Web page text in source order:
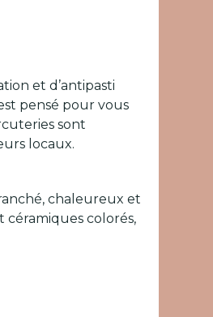
et d’antipasti
pensé pour vous
sont
locaux.
chaleureux et
céramiques colorés,